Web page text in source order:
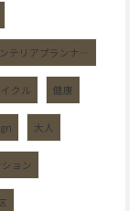
テリアプランナ―
クル 健康
大人
ョン